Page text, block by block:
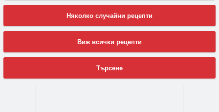
Няколко случайни рецепти
Виж всички рецепти
Търсене